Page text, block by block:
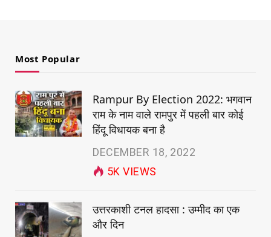
Most Popular
Rampur By Election 2022: भगवान
राम के नाम वाले रामपुर में पहली बार कोई
हिंदू विधायक बना है
DECEMBER 18, 2022
5KVIEWS
उत्तरकाशी टनल हादसा : उम्मीद का एक
और दिन